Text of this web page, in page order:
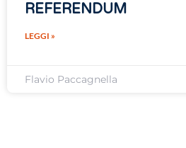
REFERENDUM
LEGGI »
Flavio Paccagnella